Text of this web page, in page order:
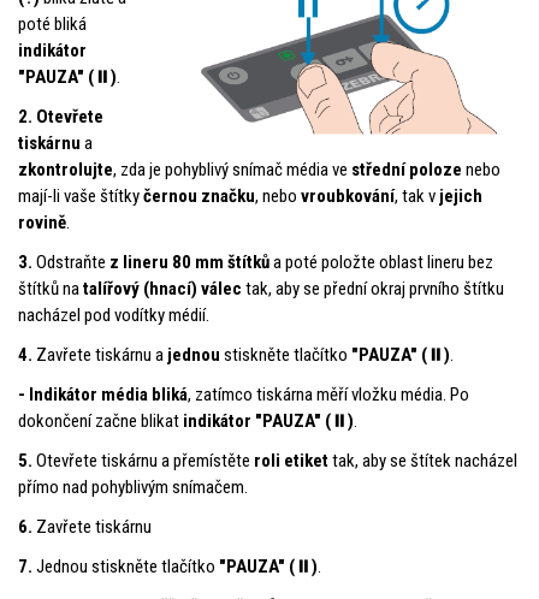
poté bliká
indikátor
"PAUZA" (⏸️).
2. Otevřete
tiskárnu a
zkontrolujte, zda je pohyblivý snímač média ve střední poloze nebo
mají-li vaše štítkyčernou značku, nebo vroubkování, tak v jejich
rovině.
3. Odstraňte z lineru 80 mm štítkůa poté položte oblast lineru bez
štítků natalířový (hnací) válec tak, aby se přední okraj prvního štítku
nacházel pod vodítky médií.
4. Zavřete tiskárnu a jednou stiskněte tlačítko "PAUZA" (⏸️).
- Indikátor média bliká, zatímco tiskárna měří vložku média. Po
dokončení začne blikat indikátor "PAUZA" (⏸️).
5. Otevřete tiskárnu a přemístěte roli etikettak, aby se štítek nacházel
přímo nad pohyblivým snímačem.
6. Zavřete tiskárnu
7. Jednou stiskněte tlačítko "PAUZA" (⏸️).